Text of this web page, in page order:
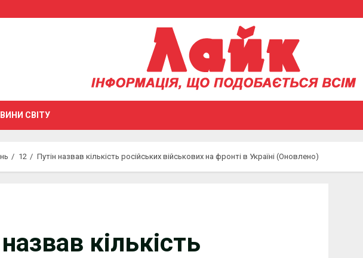
СВІТУ
12 Путін назвав кількість російських військових на фронті в Україні (Оновлено)
кількість